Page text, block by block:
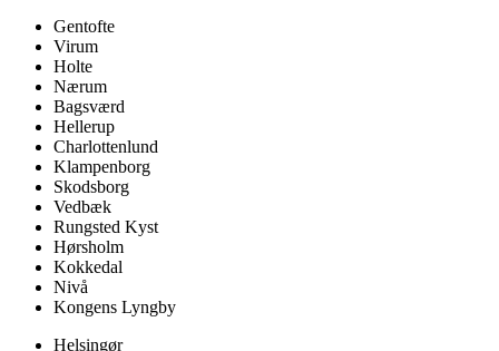
Gentofte
Virum
Holte
Nærum
Bagsværd
Hellerup
Charlottenlund
Klampenborg
Skodsborg
Vedbæk
Rungsted Kyst
Hørsholm
Kokkedal
Nivå
Kongens Lyngby
Helsingør